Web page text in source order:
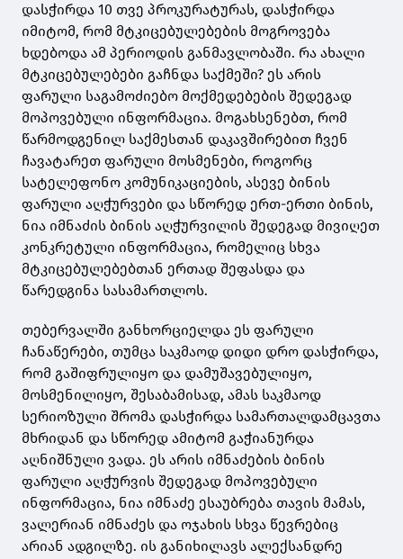
დასჭირდა 10 თვე პროკურატურას, დასჭირდა
იმიტომ, რომ მტკიცებულებების მოგროვება
ხდებოდა ამ პერიოდის განმავლობაში. რა ახალი
მტკიცებულებები გაჩნდა საქმეში? ეს არის
ფარული საგამოძიებო მოქმედებების შედეგად
მოპოვებული ინფორმაცია. მოგახსენებთ, რომ
წარმოდგენილ საქმესთან დაკავშირებით ჩვენ
ჩავატარეთ ფარული მოსმენები, როგორც
სატელეფონო კომუნიკაციების, ასევე ბინის
ფარული აღჭურვები და სწორედ ერთ-ერთი ბინის,
ნია იმნაძის ბინის აღჭურვილის შედეგად მივიღეთ
კონკრეტული ინფორმაცია, რომელიც სხვა
მტკიცებულებებთან ერთად შეფასდა და
წარედგინა სასამართლოს.
თებერვალში განხორციელდა ეს ფარული
ჩანაწერები, თუმცა საკმაოდ დიდი დრო დასჭირდა,
რომ გაშიფრულიყო და დამუშავებულიყო,
მოსმენილიყო, შესაბამისად, ამას საკმაოდ
სერიოზული შრომა დასჭირდა სამართალდამცავთა
მხრიდან და სწორედ ამიტომ გაჭიანურდა
აღნიშნული ვადა. ეს არის იმნაძების ბინის
ფარული აღჭურვის შედეგად მოპოვებული
ინფორმაცია, ნია იმნაძე ესაუბრება თავის მამას,
ვალერიან იმნაძეს და ოჯახის სხვა წევრებიც
არიან ადგილზე. ის განიხილავს ალექსანდრე